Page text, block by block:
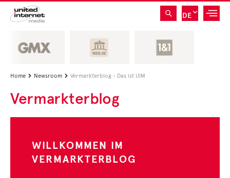
DE
Home  Newsroom  Vermarkterblog - Das ist UIM
Vermarkterblog
ZAHL DES MONATS